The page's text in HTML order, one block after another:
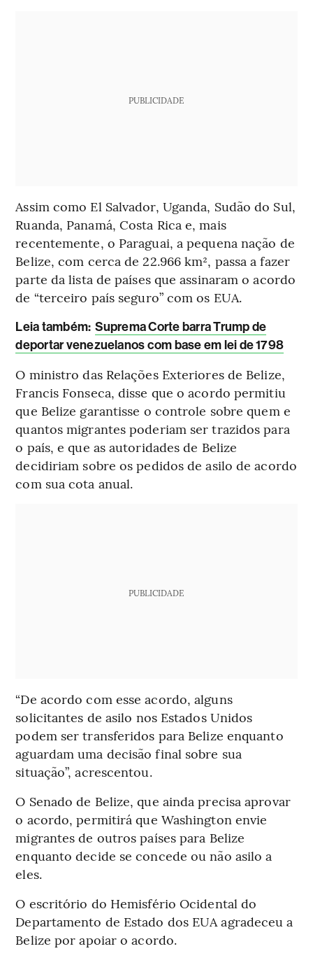
PUBLICIDADE
Assim como El Salvador, Uganda, Sudão do Sul,
Ruanda, Panamá, Costa Rica e, mais
recentemente, o Paraguai, a pequena nação de
Belize, com cerca de 22.966 km², passa a fazer
parte da lista de países que assinaram o acordo
de “terceiro país seguro” com os EUA.
Leia também: Suprema Corte barra Trump de
deportar venezuelanos com base em lei de 1798
O ministro das Relações Exteriores de Belize,
Francis Fonseca, disse que o acordo permitiu
que Belize garantisse o controle sobre quem e
quantos migrantes poderiam ser trazidos para
o país, e que as autoridades de Belize
decidiriam sobre os pedidos de asilo de acordo
com sua cota anual.
PUBLICIDADE
“De acordo com esse acordo, alguns
solicitantes de asilo nos Estados Unidos
podem ser transferidos para Belize enquanto
aguardam uma decisão final sobre sua
situação”, acrescentou.
O Senado de Belize, que ainda precisa aprovar
o acordo, permitirá que Washington envie
migrantes de outros países para Belize
enquanto decide se concede ou não asilo a
eles.
O escritório do Hemisfério Ocidental do
Departamento de Estado dos EUA agradeceu a
Belize por apoiar o acordo.